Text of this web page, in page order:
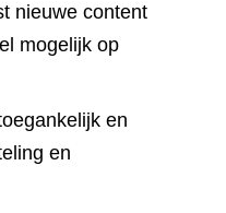
nieuwe content
mogelijk op
en
en